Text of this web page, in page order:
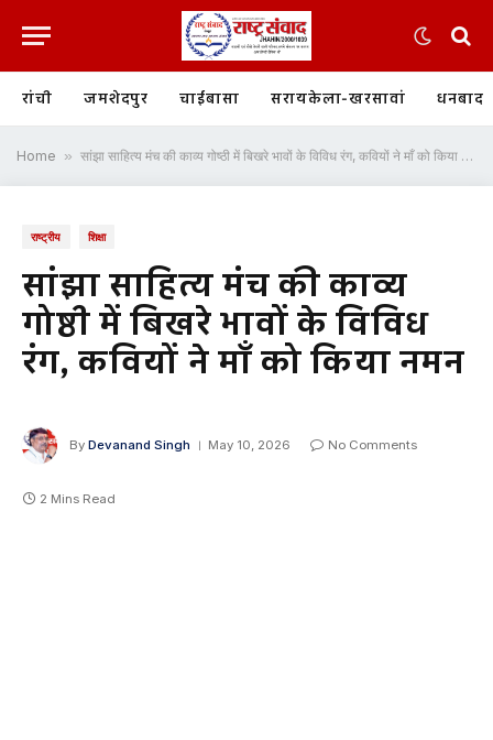
रांची जमशेदपुर चाईबासा सरायकेला-खरसावां धनबाद
Home » सांझा साहित्य मंच की काव्य गोष्ठी में बिखरे भावों के विविध रंग, कवियों ने माँ को किया नमन
राष्ट्रीय शिक्षा
सांझा साहित्य मंच की काव्य
गोष्ठी में बिखरे भावों के विविध
रंग, कवियों ने माँ को किया नमन
By Devanand Singh May 10, 2026 No Comments
2 Mins Read